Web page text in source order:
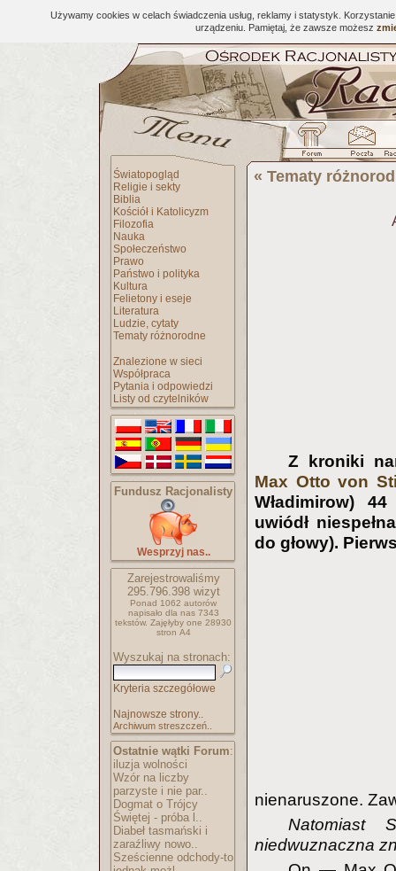
Używamy cookies w celach świadczenia usług, reklamy i statystyk.
urządzeniu. Pamiętaj, że zawsze możesz
Światopogląd
Religie i sekty
Biblia
Kościół i Katolicyzm
Filozofia
Nauka
Społeczeństwo
Prawo
Państwo i polityka
Kultura
Felietony i eseje
Literatura
Ludzie, cytaty
Tematy różnorodne
Znalezione w sieci
Współpraca
Pytania i odpowiedzi
Listy od czytelników
Fundusz Racjonalisty
Wesprzyj nas..
Zarejestrowaliśmy
295.796.398wizyt
Ponad 1062 autorów
napisało dla nas 7343
tekstów. Zajęłyby one 28930
stron A4
Wyszukaj na stronach:
Kryteria szczegółowe
Najnowsze strony..
Archiwum streszczeń..
Ostatnie wątki Forum:
iluzja wolności
Wzór na liczby
parzyste i nie par..
Dogmat o Trójcy
Świętej - próba l..
Diabeł tasmański i
zaraźliwy nowo..
Sześcienne odchody-to
« Tematy
Z kroniki
Max Otto von
Władimirow)
uwiódł
do głowy).
nienaruszone.
Natomiast
niedwuznaczna